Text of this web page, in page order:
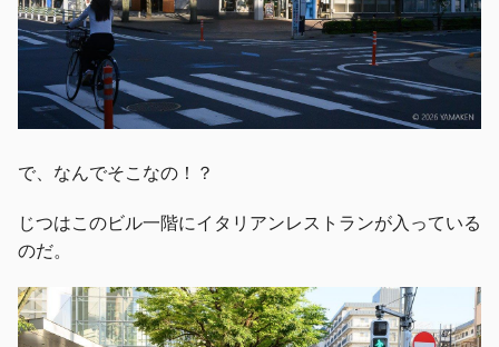
で、なんでそこなの！？
じつはこのビル一階にイタリアンレストランが入っている
のだ。